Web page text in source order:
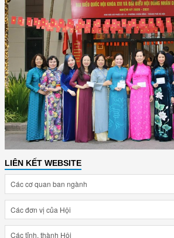
LIÊN KẾT WEBSITE